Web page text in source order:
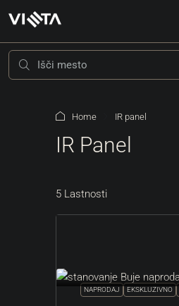
Home IR panel
IR Panel
5 Lastnosti
NAPRODAJ EKSKLUZIVNO